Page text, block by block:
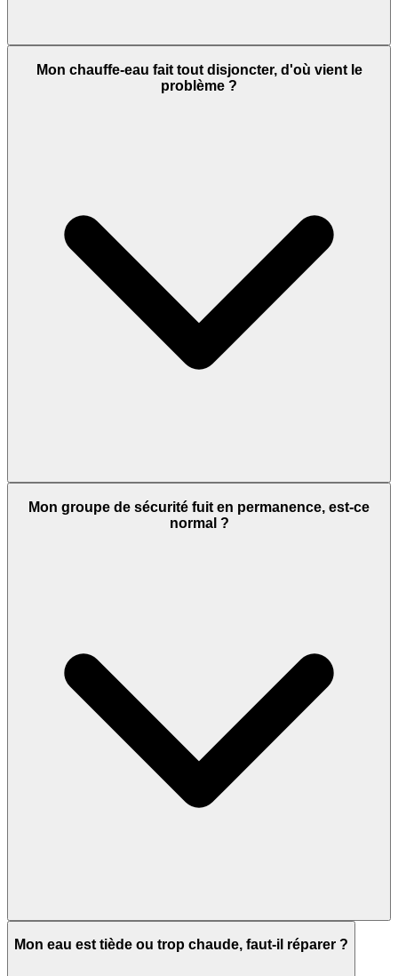
Mon chauffe-eau fait tout disjoncter, d'où vient le
problème ?
Mon groupe de sécurité fuit en permanence, est-ce
normal ?
Mon eau est tiède ou trop chaude, faut-il réparer ?